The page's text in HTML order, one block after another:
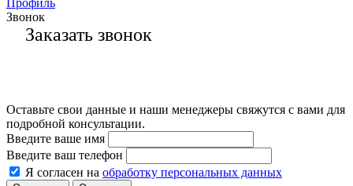
Профиль
Звонок
Заказать звонок
Оставьте свои данные и наши менеджеры свяжутся с вами для
подробной консультации.
Введите ваше имя
Введите ваш телефон
Я согласен на обработку персональных данных